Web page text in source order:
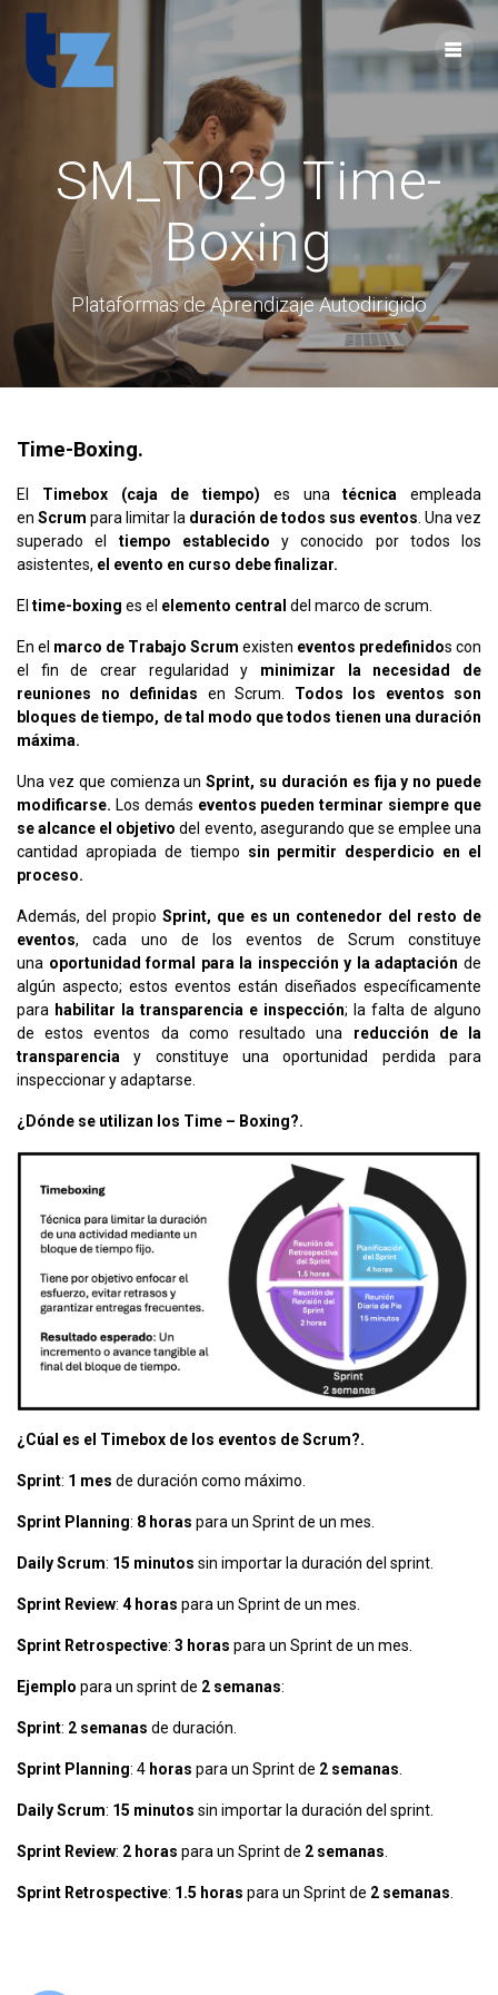
content
SM_T029 Time-
Boxing
Plataformas de Aprendizaje Autodirigido
Time-Boxing.
El Timebox (caja de tiempo) es unatécnica empleada
en Scrum para limitar la duración de todos sus eventos . Una vez
superado el tiempo establecido y conocido por todos los
asistentes, el evento en curso debe finalizar.
El time-boxing es el elemento central del marco de scrum.
En el marco de Trabajo Scrum existen eventos predefinidos con
el fin de crear regularidad y minimizar la necesidad de
reuniones no definidas en Scrum. Todos los eventos son
bloques de tiempo, de tal modo que todos tienen una duración
máxima.
Una vez que comienza un Sprint, su duración es fija y no puede
modificarse. Los demás eventos pueden terminar siempre que
se alcance el objetivo del evento, asegurando que se emplee una
cantidad apropiada de tiempo sin permitir desperdicio en el
proceso.
Además, del propio Sprint, que es un contenedor del resto de
eventos, cada uno de los eventos de Scrum constituye
una oportunidad formal para la inspección y la adaptación de
algún aspecto; estos eventos están diseñados específicamente
para habilitar la transparencia e inspección; la falta de alguno
de estos eventos da como resultado una reducción de la
transparencia y constituye una oportunidad perdida para
inspeccionar y adaptarse.
¿Dónde se utilizan los Time – Boxing?.
¿Cúal es el Timebox de los eventos de Scrum?.
Sprint: 1 mes de duración como máximo.
Sprint Planning: 8 horas para un Sprint de un mes.
Daily Scrum: 15 minutos sin importar la duración del sprint.
Sprint Review: 4 horas para un Sprint de un mes.
Sprint Retrospective: 3 horas para un Sprint de un mes.
Ejemplo para un sprint de 2 semanas:
Sprint: 2 semanas de duración.
Sprint Planning: 4 horas para un Sprint de 2 semanas.
Daily Scrum: 15 minutos sin importar la duración del sprint.
Sprint Review: 2 horas para un Sprint de 2 semanas.
Sprint Retrospective: 1.5 horas para un Sprint de 2 semanas.